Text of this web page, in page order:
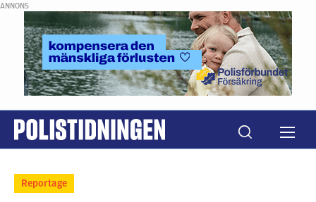
ANNONS
Reportage